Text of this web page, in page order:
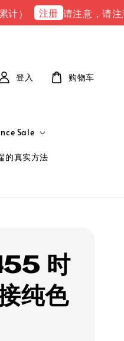
注册 请注意，请注意 下
Sale
的真实方法
登入 购物车
时
纯色